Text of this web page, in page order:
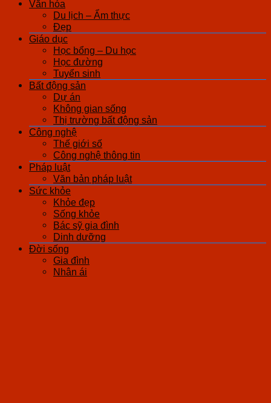
Văn hóa
Du lịch – Ẩm thực
Đẹp
Giáo dục
Học bổng – Du học
Học đường
Tuyển sinh
Bất động sản
Dự án
Không gian sống
Thị trường bất động sản
Công nghệ
Thế giới số
Công nghệ thông tin
Pháp luật
Văn bản pháp luật
Sức khỏe
Khỏe đẹp
Sống khỏe
Bác sỹ gia đình
Dinh dưỡng
Đời sống
Gia đình
Nhân ái